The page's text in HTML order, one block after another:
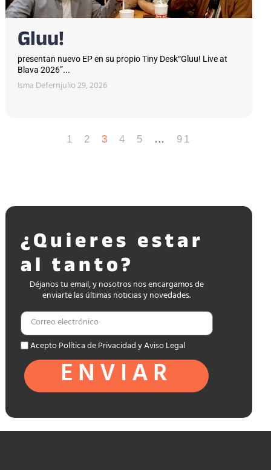
Gluu!
presentan nuevo EP en su propio Tiny Desk“Gluu! Live at
Blava 2026”...
Isma Defernjulio 29, 2026
1 2 3 4 5 … 91
¿Quieres estar
al tanto?
Déjanos tu email, y nosotros nos encargamos de
enviarte las últimas noticias y novedades.
Acepto Política de Privacidad y Aviso Legal
ENVIAR